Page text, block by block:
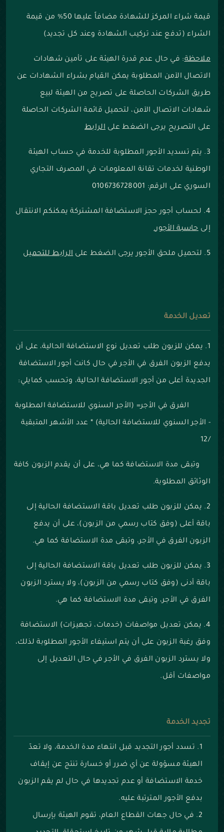
قيمة شراء المركز للشهادة مضافاً عليها 50% من قيمة
الشراء (تدفع عند تركيب الشهادة وعند كل تجديد)
ملاحظة: في حال عدم قدرة الهيئة على تأمين شهادات
الاتصال الآمن المطلوبة يمكن القيام بشراء الشهادات عن
طريق الشركات الحاصلة على تصريح من الهيئة لبيع
شهادات الاتصال الآمن، لتحميل قائمة الشركات الحاصلة
على التصريح يرجى الضغط علىالرابط
3. يتم تسديد الأجور المطلوبة للخدمة في حساب الهيئة
الوطنية لخدمات تقانة المعلومات في المصرف التجاري
السوري على الرقم: 0106736728001
4. لحساب أجور حجز الاستضافة المشتركة يمكنكم الانتقال
إلىحاسبة الأجور.
5. لتحميل ملحق الأجور يرجى الضغط على الرابط للتحميل
تعديل الخدمة
1. يمكن للزبون طلب تعديل نوع الاستضافة الحالية، على أن
يدفع الزبون الفرق في الأجر في حال كانت أجور الاستضافة
الجديدة أعلى من أجور الاستضافة الحالية، وتحسب كمايلي:
الفرق في الأجر= (الأجر السنوي للاستضافة المطلوبة
- الأجر السنوي للاستضافة الحالية) * عدد الأشهر المتبقية
/12
وتبقى مدة الاستضافة كما هي، على أن يقدم الزبون كافة
الوثائق المطلوبة.
2. يمكن للزبون طلب تعديل باقة الاستضافة الحالية إلى
باقة أعلى (وفق كتاب رسمي من الزبون)، على أن يدفع
الزبون الفرق في الأجر، وتبقى مدة الاستضافة كما هي.
3. يمكن للزبون طلب تعديل باقة الاستضافة الحالية إلى
باقة أدنى (وفق كتاب رسمي من الزبون)، ولا يسترد الزبون
الفرق في الأجر، وتبقى مدة الاستضافة كما هي.
4. يمكن تعديل مواصفات (خدمات، تجهيزات) الاستضافة
وفق رغبة الزبون على أن يتم استيفاء الأجور المطلوبة لذلك،
ولا يسترد الزبون الفرق في الأجر في حال التعديل إلى
مواصفات أقل.
تجديد الخدمة
تسدد أجور التجديد قبل انتهاء مدة الخدمة، ولا تعدّ
الهيئة مسؤولة عن أي ضرر أو خسارة تنتج عن إيقاف
خدمة الاستضافة أو عدم تجديدها في حال لم يقم الزبون
بدفع الأجور المترتبة عليه.
في حال جهات القطاع العام، تقوم الهيئة بإرسال